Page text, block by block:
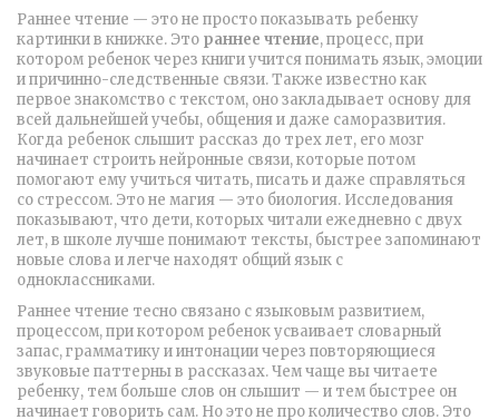
Раннее чтение — это не просто показывать ребенку
картинки в книжке. Это раннее чтение,процесс, при
котором ребенок через книги учится понимать язык, эмоции
и причинно-следственные связи. Также известно как
первое знакомство с текстом, оно закладывает основу для
всей дальнейшей учебы, общения и даже саморазвития.
Когда ребенок слышит рассказ до трех лет, его мозг
начинает строить нейронные связи, которые потом
помогают ему учиться читать, писать и даже справляться
со стрессом. Это не магия — это биология. Исследования
показывают, что дети, которых читали ежедневно с двух
лет, в школе лучше понимают тексты, быстрее запоминают
новые слова и легче находят общий язык с
одноклассниками.
Раннее чтение тесно связано сязыковым развитием,
процессом, при котором ребенок усваивает словарный
запас, грамматику и интонации через повторяющиеся
звуковые паттерны в рассказах. Чем чаще вы читаете
ребенку, тем больше слов он слышит — и тем быстрее он
начинает говорить сам. Но это не про количество слов. Это